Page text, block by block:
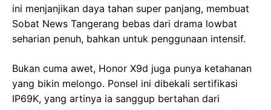
ini menjanjikan daya tahan super panjang, membuat
Sobat News Tangerang bebas dari drama lowbat
seharian penuh, bahkan untuk penggunaan intensif.
Bukan cuma awet, Honor X9d juga punya ketahanan
yang bikin melongo. Ponsel ini dibekali sertifikasi
IP69K, yang artinya ia sanggup bertahan dari